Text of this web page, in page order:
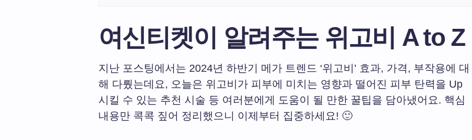
여신티켓이 알려주는 위고비 A to Z
지난 포스팅에서는 2024년 하반기 메가 트렌드 ‘위고비’ 효과, 가격, 부작용에 대
해 다뤘는데요, 오늘은 위고비가 피부에 미치는 영향과 떨어진 피부 탄력을 Up
시킬 수 있는 추천 시술 등 여러분에게 도움이 될 만한 꿀팁을 담아냈어요. 핵심
내용만 콕콕 짚어 정리했으니 이제부터 집중하세요! 🙂